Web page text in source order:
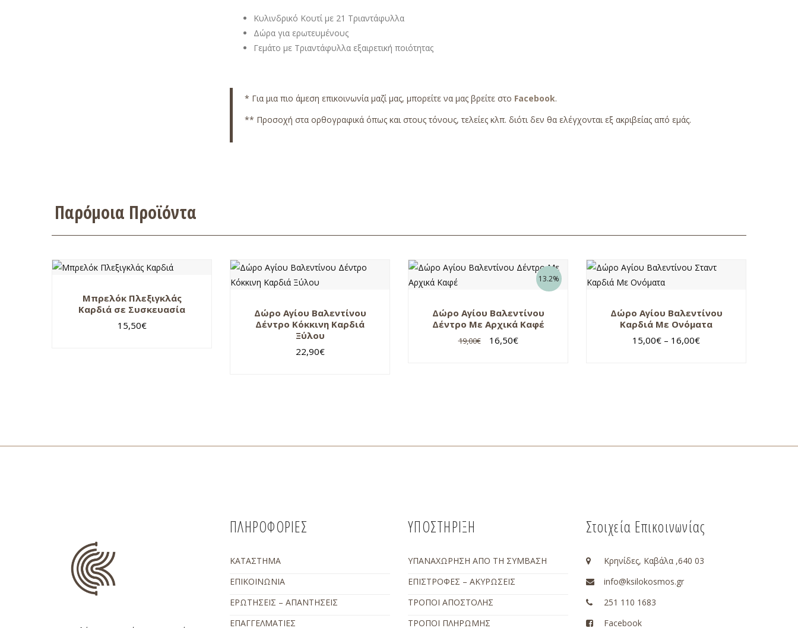
Κυλινδρικό Κουτί με 21 Τριαντάφυλλα
Δώρα για ερωτευμένους
Γεμάτο με Τριαντάφυλλα εξαιρετική ποιότητας
* Για μια πιο άμεση επικοινωνία μαζί μας, μπορείτε να μας βρείτε στο Facebook.
** Προσοχή στα ορθογραφικά όπως και στους τόνους, τελείες κλπ. διότι δεν θα ελέγχονται εξ ακριβείας από εμάς.
Παρόμοια Προϊόντα
Μπρελόκ Πλεξιγκλάς
Καρδιά σε Συσκευασία
15,50€
Δώρο Αγίου Βαλεντίνου
Δέντρο Κόκκινη Καρδιά
Ξύλου
22,90€
13.2%
Δώρο Αγίου Βαλεντίνου
Δέντρο Με Αρχικά Καφέ
19,00€ 16,50€
Δώρο Αγίου Βαλεντίνου
Καρδιά Με Ονόματα
15,00€ – 16,00€
ΠΛΗΡΟΦΟΡΙΕΣ
ΚΑΤΑΣΤΗΜΑ
ΕΠΙΚΟΙΝΩΝΙΑ
ΕΡΩΤΗΣΕΙΣ – ΑΠΑΝΤΗΣΕΙΣ
ΕΠΑΓΓΕΛΜΑΤΙΕΣ
ΥΠΟΣΤΗΡΙΞΗ
ΥΠΑΝΑΧΩΡΗΣΗ ΑΠΟ ΤΗ ΣΥΜΒΑΣΗ
ΕΠΙΣΤΡΟΦΕΣ – ΑΚΥΡΩΣΕΙΣ
ΤΡΟΠΟΙ ΑΠΟΣΤΟΛΗΣ
ΤΡΟΠΟΙ ΠΛΗΡΩΜΗΣ
Στοιχεία Επικοινωνίας
Κρηνίδες, Καβάλα ,640 03
info@ksilokosmos.gr
251 110 1683
Facebook